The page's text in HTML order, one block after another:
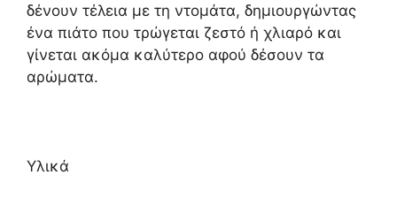
δένουν τέλεια με τη ντομάτα, δημιουργώντας
ένα πιάτο που τρώγεται ζεστό ή χλιαρό και
γίνεται ακόμα καλύτερο αφού δέσουν τα
αρώματα.
Υλικά